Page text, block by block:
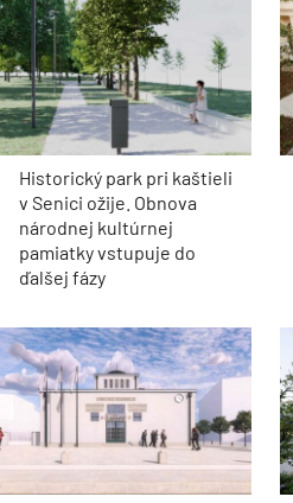
Historický park pri kaštieli
v Senici ožije. Obnova
národnej kultúrnej
pamiatky vstupuje do
ďalšej fázy